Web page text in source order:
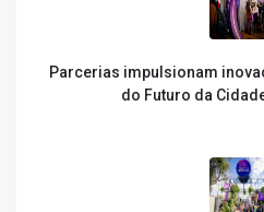
Parcerias impulsionam
do Futuro da